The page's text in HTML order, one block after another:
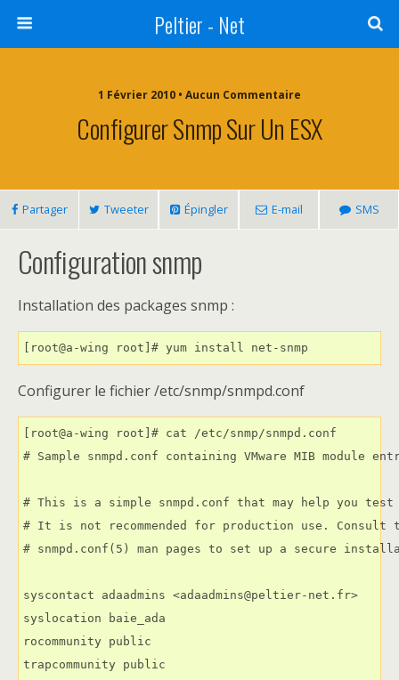
Peltier - Net
1 Février 2010 • Aucun Commentaire
Configurer Snmp Sur Un ESX
Partager Tweeter Épingler E-mail SMS
Configuration snmp
Installation des packages snmp :
Configurer le fichier /etc/snmp/snmpd.conf
[root@a-wing root]# cat /etc/snmp/snmpd.conf
# Sample snmpd.conf containing VMware MIB module
# This is a simple snmpd.conf that may help you test
# It is not recommended for production use. Consult
# snmpd.conf(5) man pages to set up a secure
syscontact adaadmins <adaadmins@peltier-net.fr>
syslocation baie_ada
rocommunity public
trapcommunity public